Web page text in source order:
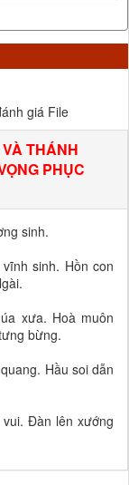
giá File
THÁNH
PHỤC
sinh.
sinh. Hồn con
xưa. Hoà muôn
bừng.
Hầu soi dẫn
Đàn lên xướng